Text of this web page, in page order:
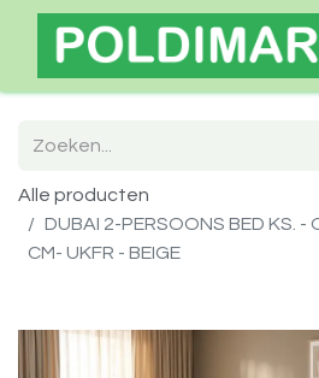
Alle producten
DUBAI 2-PERSOONS BED KS.
CM- UKFR - BEIGE